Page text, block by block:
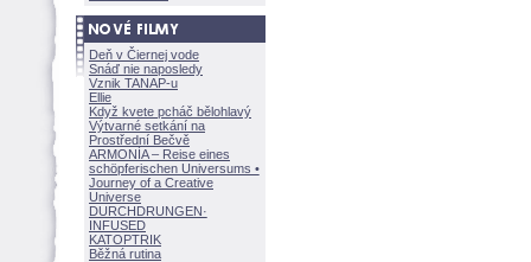
Deň v Čiernej vode
Snáď nie naposledy
Vznik TANAP-u
Ellie
Když kvete pcháč bělohlavý
Výtvarné setkání na
Prostřední Bečvě
ARMONÍA – Reise eines
schöpferischen Universums •
Journey of a Creative
Universe
DURCHDRUNGEN·
INFUSED
KATOPTRIK
Běžná rutina